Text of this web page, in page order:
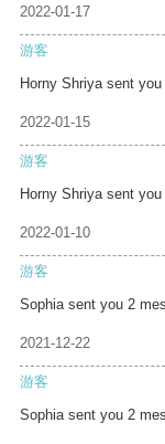
2022-01-17
游客
Horny Shriya sent you
2022-01-15
游客
Horny Shriya sent you
2022-01-10
游客
Sophia sent you 2
2021-12-22
游客
Sophia sent you 2